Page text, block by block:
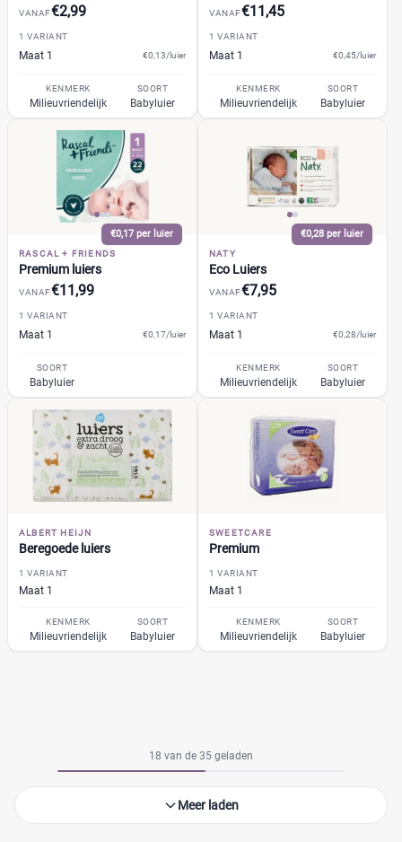
Amazon
Bol (7)
▼ +9 meer
VANAF€2,99
1 VARIANT
Maat 1 €0,13/luier
KENMERK
Milieuvriendelijk
SOORT
Babyluier
VANAF€11,45
1 VARIANT
Maat 1 €0,45/luier
KENMERK
Milieuvriendelijk
SOORT
Babyluier
€0,17 per luier
RASCAL + FRIENDS
Premium luiers
VANAF€11,99
1 VARIANT
Maat 1 €0,17/luier
SOORT
Babyluier
€0,28 per luier
NATY
Eco Luiers
VANAF€7,95
1 VARIANT
Maat 1 €0,28/luier
KENMERK
Milieuvriendelijk
SOORT
Babyluier
ALBERT HEIJN
Beregoede luiers
1 VARIANT
Maat 1
KENMERK
Milieuvriendelijk
SOORT
Babyluier
SWEETCARE
Premium
1 VARIANT
Maat 1
KENMERK
Milieuvriendelijk
SOORT
Babyluier
18 van de 35 geladen
Meer laden